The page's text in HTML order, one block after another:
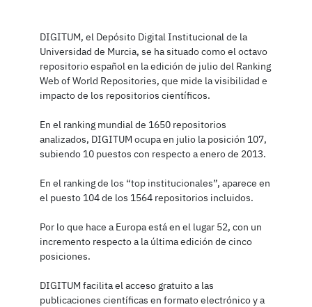
DIGITUM, el Depósito Digital Institucional de la
Universidad de Murcia, se ha situado como el octavo
repositorio español en la edición de julio del Ranking
Web of World Repositories, que mide la visibilidad e
impacto de los repositorios científicos.
En el ranking mundial de 1650 repositorios
analizados, DIGITUM ocupa en julio la posición 107,
subiendo 10 puestos con respecto a enero de 2013.
En el ranking de los “top institucionales”, aparece en
el puesto 104 de los 1564 repositorios incluidos.
Por lo que hace a Europa está en el lugar 52, con un
incremento respecto a la última edición de cinco
posiciones.
DIGITUM facilita el acceso gratuito a las
publicaciones científicas en formato electrónico y a